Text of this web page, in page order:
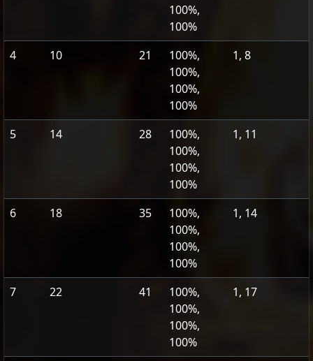
100%,
100%
4 10 21
100%,
100%,
100%,
100%
1, 8
5 14 28
100%,
100%,
100%,
100%
1, 11
6 18 35
100%,
100%,
100%,
100%
1, 14
7 22 41
100%,
100%,
100%,
100%
1, 17